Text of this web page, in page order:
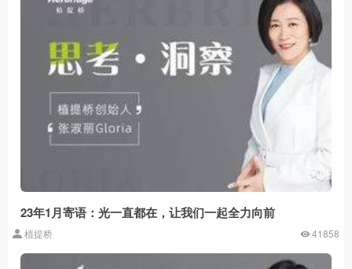
23年1月寄语：光一直都在，让我们一起全力向前
植提桥 41858